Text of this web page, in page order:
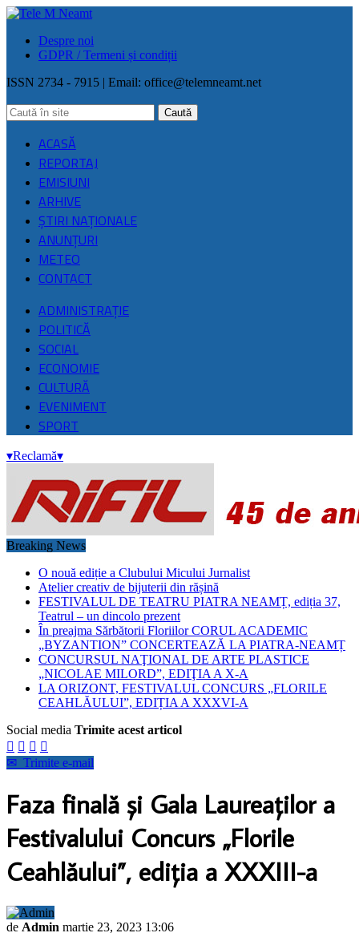
Despre noi
GDPR / Termeni și condiții
ISSN 2734 - 7915 | Email: office@telemneamt.net
ACASĂ
REPORTAJ
EMISIUNI
ARHIVE
ŞTIRI NAŢIONALE
ANUNȚURI
METEO
CONTACT
ADMINISTRAȚIE
POLITICĂ
SOCIAL
ECONOMIE
CULTURĂ
EVENIMENT
SPORT
▾Reclamă▾
Breaking News
O nouă ediție a Clubului Micului Jurnalist
Atelier creativ de bijuterii din rășină
FESTIVALUL DE TEATRU PIATRA NEAMȚ, ediția 37,
Teatrul – un dincolo prezent
În preajma Sărbătorii Floriilor CORUL ACADEMIC
„BYZANTION” CONCERTEAZĂ LA PIATRA-NEAMȚ
CONCURSUL NAŢIONAL DE ARTE PLASTICE
„NICOLAE MILORD”, EDIŢIA A X-A
LA ORIZONT, FESTIVALUL CONCURS „FLORILE
CEAHLĂULUI”, EDIȚIA A XXXVI-A
Social media Trimite acest articol
   
✉ Trimite e-mail
Faza finală și Gala Laureaților a
Festivalului Concurs „Florile
Ceahlăului”, ediţia a XXXIII-a
de Admin martie 23, 2023 13:06